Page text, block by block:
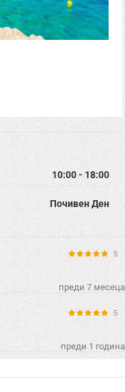
, ЕИК: BG200710671"
10:00 - 18:00
Почивен Ден
5
преди 7 месеца
5
преди 1 година